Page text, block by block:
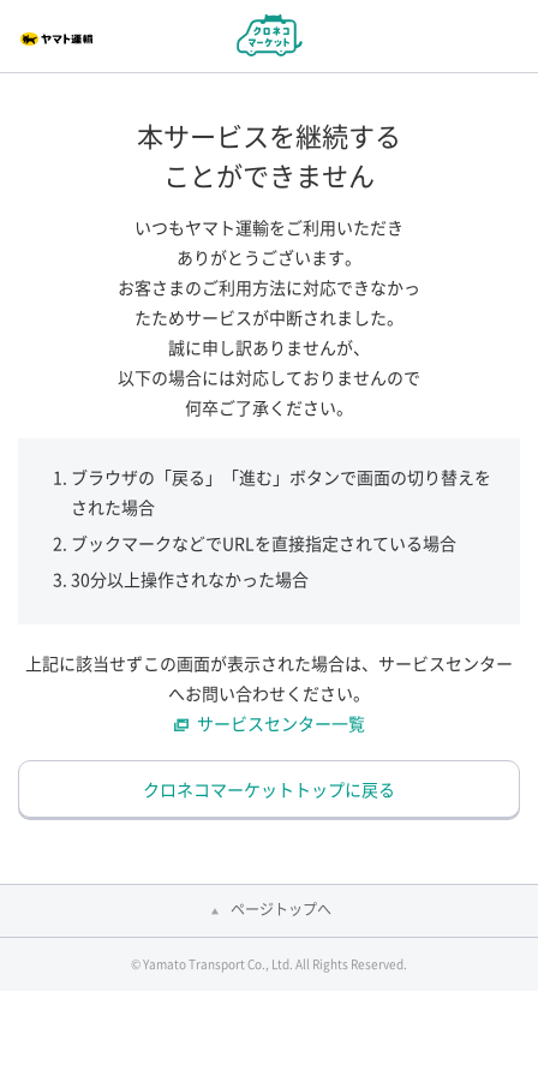
本サービスを継続する
ことができません
いつもヤマト運輸をご利用いただき
ありがとうございます。
お客さまのご利用方法に対応できなかっ
たためサービスが中断されました。
誠に申し訳ありませんが、
以下の場合には対応しておりませんので
何卒ご了承ください。
ブラウザの「戻る」「進む」ボタンで画面の切り替えを
された場合
ブックマークなどでURLを直接指定されている場合
30分以上操作されなかった場合
上記に該当せずこの画面が表示された場合は、サービスセンター
へお問い合わせください。
サービスセンター一覧
クロネコマーケットトップに戻る
ページトップへ
© Yamato Transport Co., Ltd. All Rights Reserved.